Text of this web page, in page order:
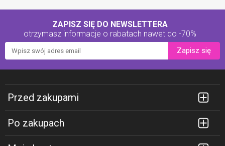
ZAPISZ SIĘ DO NEWSLETTERA
otrzymasz informacje o rabatach nawet do -70%
Zapisz się
Przed zakupami
Po zakupach